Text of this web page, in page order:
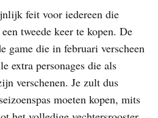
feit voor iedereen die
tweede keer te kopen. De
game die in februari verscheen
extra personages die als
verschenen. Je zult dus
moeten kopen, mits